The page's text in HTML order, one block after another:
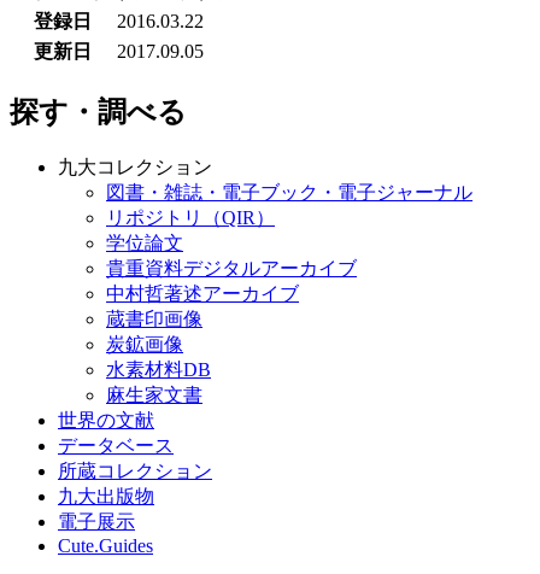
登録日
2016.03.22
更新日
2017.09.05
探す・調べる
九大コレクション
図書・雑誌・電子ブック・電子ジャーナル
リポジトリ（QIR）
学位論文
貴重資料デジタルアーカイブ
中村哲著述アーカイブ
蔵書印画像
炭鉱画像
水素材料DB
麻生家文書
世界の文献
データベース
所蔵コレクション
九大出版物
電子展示
Cute.Guides